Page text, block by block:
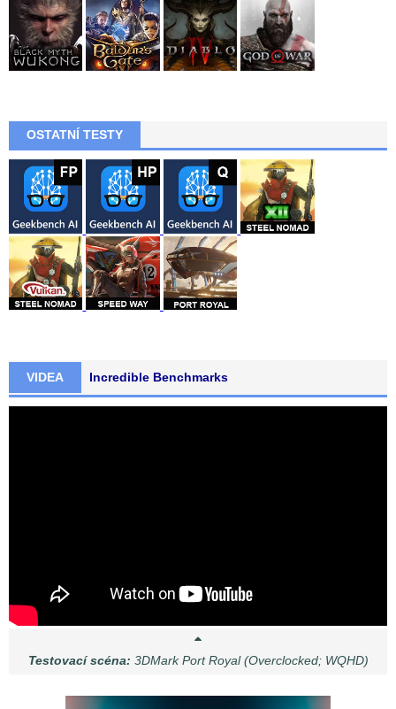
OSTATNÍ TESTY
VIDEA Incredible Benchmarks
Testovací scéna: 3DMark Port Royal (Overclocked; WQHD)